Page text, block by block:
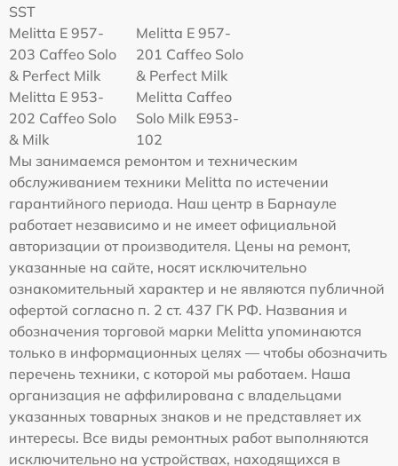
SST
Melitta E 957-
203 Caffeo Solo
& Perfect Milk
Melitta E 957-
201 Caffeo Solo
& Perfect Milk
Melitta Е 953-
202 Caffeo Solo
& Milk
Melitta Caffeo
Solo Milk E953-
102
Мы занимаемся ремонтом и техническим
обслуживанием техники Melitta по истечении
гарантийного периода. Наш центр в Барнауле
работает независимо и не имеет официальной
авторизации от производителя. Цены на ремонт,
указанные на сайте, носят исключительно
ознакомительный характер и не являются публичной
офертой согласно п. 2 ст. 437 ГК РФ. Названия и
обозначения торговой марки Melitta упоминаются
только в информационных целях — чтобы обозначить
перечень техники, с которой мы работаем. Наша
организация не аффилирована с владельцами
указанных товарных знаков и не представляет их
интересы. Все виды ремонтных работ выполняются
исключительно на устройствах, находящихся в